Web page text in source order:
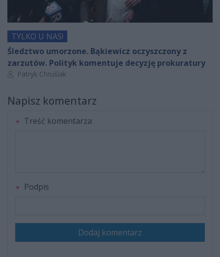
TYLKO U NAS!
Śledztwo umorzone. Bąkiewicz oczyszczony z
zarzutów. Polityk komentuje decyzję prokuratury
Autor artykułu:
Patryk Chruślak
Napisz komentarz
Treść komentarza
Podpis
Dodaj komentarz